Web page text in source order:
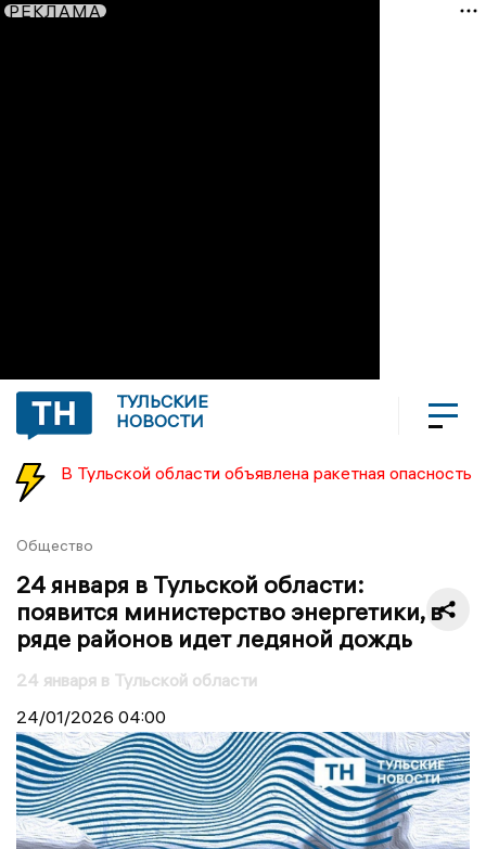
РЕКЛАМА
ТУЛЬСКИЕ
НОВОСТИ
В Тульской области объявлена ракетная опасность
Общество
24 января в Тульской области:
появится министерство энергетики, в
ряде районов идет ледяной дождь
24 января в Тульской области
24/01/2026 04:00